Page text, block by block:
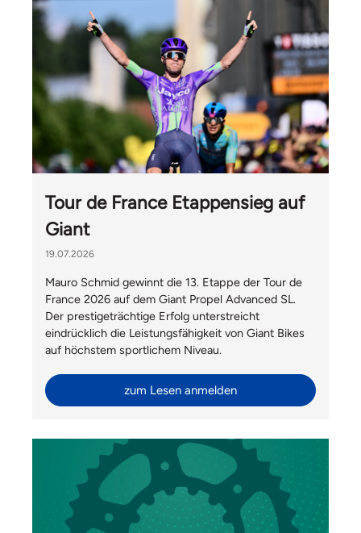
Tour de France Etappensieg auf
Giant
19.07.2026
Mauro Schmid gewinnt die 13. Etappe der Tour de
France 2026 auf dem Giant Propel Advanced SL.
Der prestigeträchtige Erfolg unterstreicht
eindrücklich die Leistungsfähigkeit von Giant Bikes
auf höchstem sportlichem Niveau.
zum Lesen anmelden